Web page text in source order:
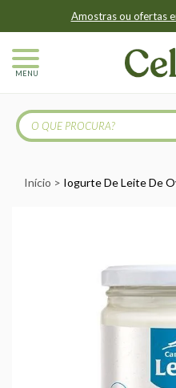
Amostras ou ofertas
MENU
Início Iogurte De Leite De